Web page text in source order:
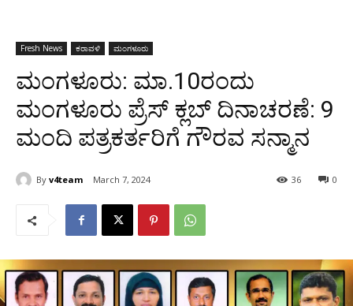
Fresh News ಕರಾವಳಿ ಮಂಗಳೂರು
ಮಂಗಳೂರು: ಮಾ.10ರಂದು
ಮಂಗಳೂರು ಪ್ರೆಸ್ ಕ್ಲಬ್ ದಿನಾಚರಣೆ: 9
ಮಂದಿ ಪತ್ರಕರ್ತರಿಗೆ ಗೌರವ ಸನ್ಮಾನ
By v4team March 7, 2024 0
36